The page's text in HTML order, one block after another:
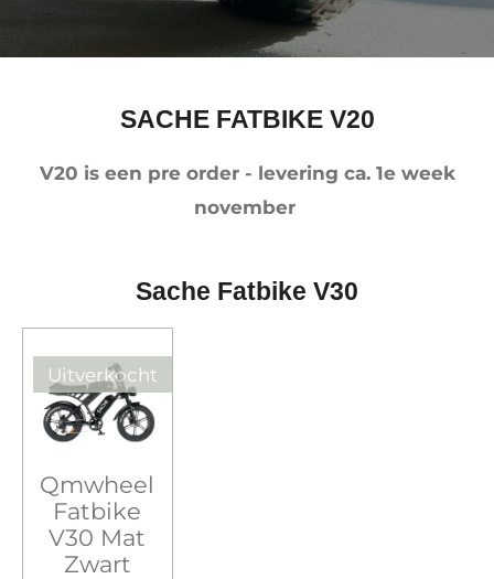
SACHE FATBIKE V20
V20 is een pre order - levering ca. 1e week
november
Sache Fatbike V30
Uitverkocht
Qmwheel
Fatbike
V30 Mat
Zwart